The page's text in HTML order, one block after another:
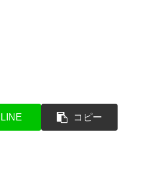
LINE コピー